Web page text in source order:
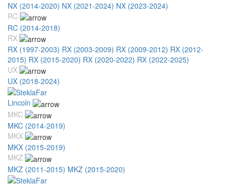
NX (2014-2020) NX (2021-2024) NX (2023-2024)
RC
RC (2014-2018)
RX
RX (1997-2003) RX (2003-2009) RX (2009-2012) RX (2012-
2015) RX (2015-2020) RX (2020-2022) RX (2022-2025)
UX
UX (2018-2024)
Lincoln
MKC
MKC (2014-2019)
MKX
MKX (2015-2019)
MKZ
MKZ (2011-2015) MKZ (2015-2020)